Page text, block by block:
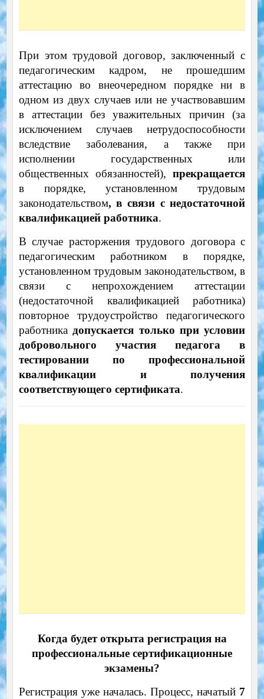
При этом трудовой договор, заключенный с
педагогическим кадром, не прошедшим
аттестацию во внеочередном порядке ни в
одном из двух случаев или не участвовавшим
в аттестации без уважительных причин (за
исключением случаев нетрудоспособности
вследствие заболевания, а также при
исполнении государственных или
общественных обязанностей),прекращается
в порядке, установленном трудовым
законодательством, в связи с недостаточной
квалификацией работника.
В случае расторжения трудового договора с
педагогическим работником в порядке,
установленном трудовым законодательством, в
связи с непрохождением аттестации
(недостаточной квалификацией работника)
повторное трудоустройство педагогического
работника допускается только при условии
добровольного участия педагога в
тестировании по профессиональной
квалификации и получения
соответствующего сертификата.
Когда будет открыта регистрация на
профессиональные сертификационные
экзамены?
Регистрация уже началась. Процесс, начатый 7